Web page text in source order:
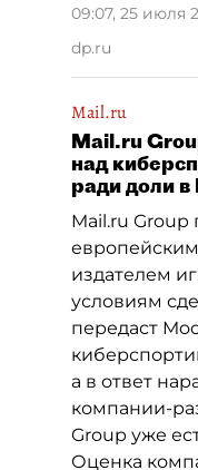
09:07, 25 июля
dp.ru
Mail.ru
Mail.ru
над
ради доли
Mail.ru Group
издателем
условиям
передаст
а в ответ
компании-
Group уже
Оценка